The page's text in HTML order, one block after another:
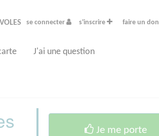
se connecter s'inscrire faire un don
J'ai une question
Je me porte